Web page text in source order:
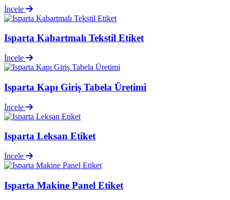
İncele
Isparta Kabartmalı Tekstil Etiket
İncele
Isparta Kapı Giriş Tabela Üretimi
İncele
Isparta Leksan Etiket
İncele
Isparta Makine Panel Etiket